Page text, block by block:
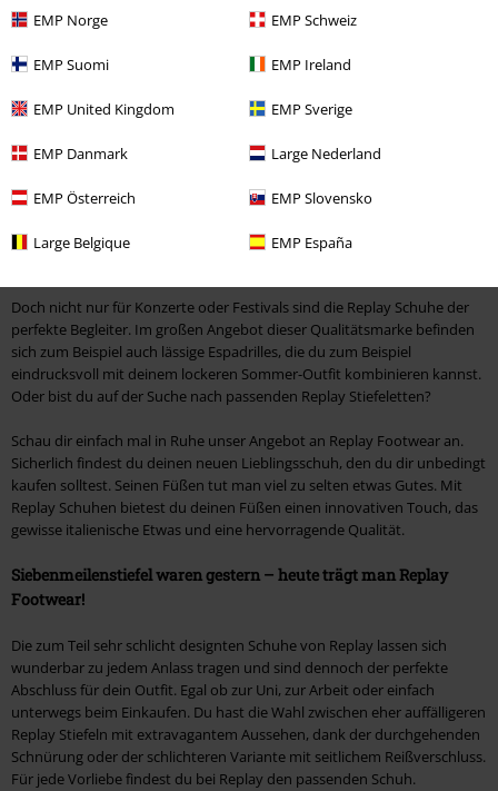
EMP Norge EMP Schweiz
EMP Suomi EMP Ireland
EMP United Kingdom EMP Sverige
EMP Danmark Large Nederland
EMP Österreich EMP Slovensko
Large Belgique EMP España
Replay Schuhe
Ursprünglich als reine Jeansmarke gegründet, stellt das Modelabel
Online Shop kannst du dich selbst von der Qualität der coolen Replay
versehenen Replay Stiefel sorgen dafür, dass du auf dem nächsten
des nächsten Festivals, bist du mit Replay Schuhen immer sicher
Doch nicht nur für Konzerte oder Festivals sind die Replay Schuhe der
perfekte Begleiter. Im großen Angebot dieser Qualitätsmarke befinden
sich zum Beispiel auch lässige Espadrilles, die du zum Beispiel
eindrucksvoll mit deinem lockeren Sommer-Outfit kombinieren kannst.
Oder bist du auf der Suche nach passenden Replay Stiefeletten?
Schau dir einfach mal in Ruhe unser Angebot an Replay Footwear an.
Sicherlich findest du deinen neuen Lieblingsschuh, den du dir unbedingt
kaufen solltest. Seinen Füßen tut man viel zu selten etwas Gutes. Mit
Replay Schuhen bietest du deinen Füßen einen innovativen Touch, das
gewisse italienische Etwas und eine hervorragende Qualität.
Siebenmeilenstiefel waren gestern – heute trägt man Replay
Footwear!
Die zum Teil sehr schlicht designten Schuhe von Replay lassen sich
wunderbar zu jedem Anlass tragen und sind dennoch der perfekte
Abschluss für dein Outfit. Egal ob zur Uni, zur Arbeit oder einfach
unterwegs beim Einkaufen. Du hast die Wahl zwischen eher auffälligeren
Replay Stiefeln mit extravagantem Aussehen, dank der durchgehenden
Schnürung oder der schlichteren Variante mit seitlichem Reißverschluss.
Für jede Vorliebe findest du bei Replay den passenden Schuh.